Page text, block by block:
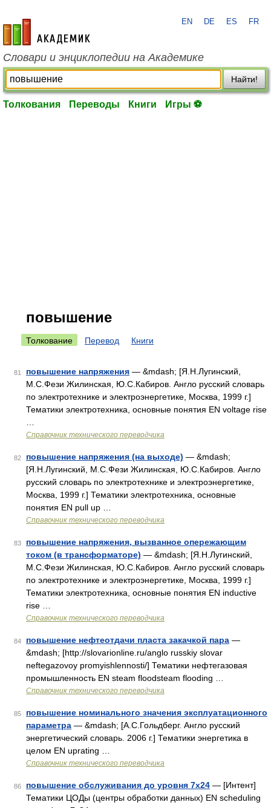
academic.ru
EN DE ES FR
Словари и энциклопедии на Академике
Найти!
Толкования Переводы Книги Игры ⚽
повышение
Толкование Перевод Книги
81 повышение напряжения — &mdash; [Я.Н.Лугинский,
М.С.Фези Жилинская, Ю.С.Кабиров. Англо русский словарь
по электротехнике и электроэнергетике, Москва, 1999 г.]
Тематики электротехника, основные понятия EN voltage rise
Справочник технического переводчика
82 повышение напряжения (на выходе) — &mdash;
[Я.Н.Лугинский, М.С.Фези Жилинская, Ю.С.Кабиров. Англо
русский словарь по электротехнике и электроэнергетике,
Москва, 1999 г.] Тематики электротехника, основные
понятия EN pull up …
Справочник технического переводчика
83
повышение напряжения, вызванное опережающим
током (в трансформаторе) — &mdash; [Я.Н.Лугинский,
М.С.Фези Жилинская, Ю.С.Кабиров. Англо русский словарь
по электротехнике и электроэнергетике, Москва, 1999 г.]
Тематики электротехника, основные понятия EN inductive
rise …
Справочник технического переводчика
84 повышение нефтеотдачи пласта закачкой пара —
&mdash; [http://slovarionline.ru/anglo russkiy slovar
neftegazovoy promyishlennosti/] Тематики нефтегазовая
промышленность EN steam floodsteam flooding …
Справочник технического переводчика
85
повышение номинального значения эксплуатационного
параметра — &mdash; [А.С.Гольдберг. Англо русский
энергетический словарь. 2006 г.] Тематики энергетика в
целом EN uprating …
Справочник технического переводчика
86 повышение обслуживания до уровня 7х24 — [Интент]
Тематики ЦОДы (центры обработки данных) EN scheduling